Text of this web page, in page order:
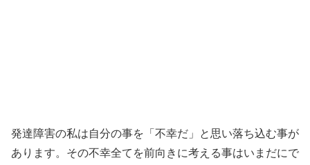
発達障害の私は自分の事を「不幸だ」と思い落ち込む事が
あります。その不幸全てを前向きに考える事はいまだにで